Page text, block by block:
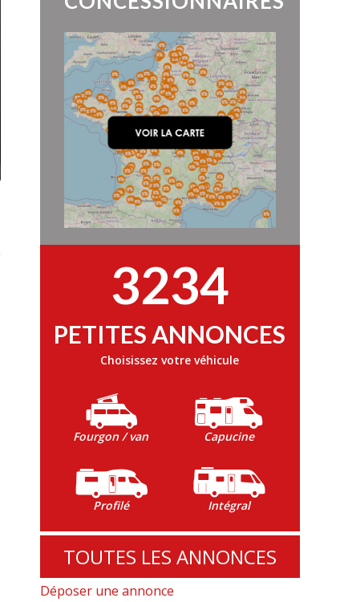
3234
PETITES ANNONCES
Choisissez votre véhicule
Fourgon / van Capucine
Profilé Intégral
TOUTES LES ANNONCES
Déposer une annonce